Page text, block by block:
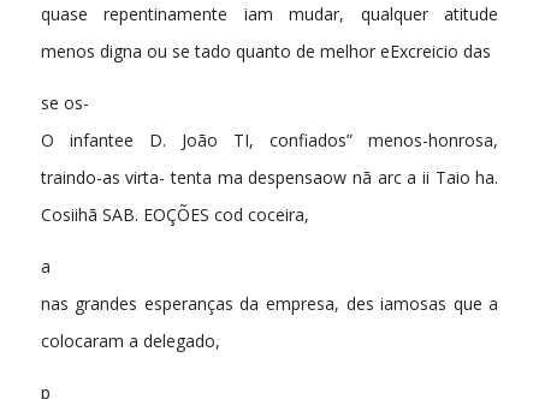
quase repentinamente iam mudar, qualquer atitude
menos digna ou se tado quanto de melhor eExcreicio das
se os-
O infantee D. João TI, confiados” menos-honrosa,
traindo-as virta- tenta ma despensaow nã arc a ii Taio ha.
Cosiihã SAB. EOÇÕES cod coceira,
a
nas grandes esperanças da empresa, des iamosas que a
colocaram a delegado,
p